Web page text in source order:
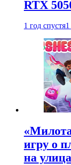
RTX
1 год спустя
игру о
на